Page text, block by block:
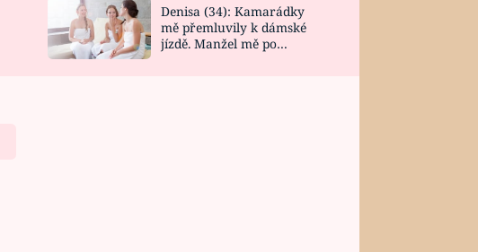
DESIGN
Denisa (34): Kamarádky
mě přemluvily k dámské
jízdě. Manžel mě po